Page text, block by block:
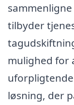
tilbyder
mulighed for
løsning, der